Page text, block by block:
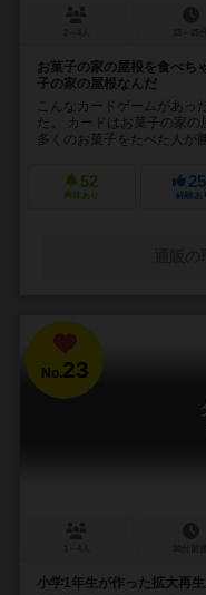
お菓子の家の屋根を食べ
子の家の屋根なんだ
こんなカードゲームがあっ
た。 カードはお菓子の家の
多くのお菓子をたべた人が
52
興味あり 経験あり
No.23
小学1年生が作った拡大再